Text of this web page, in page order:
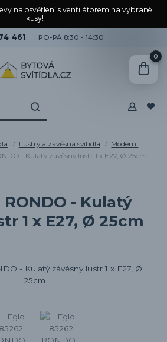
na osvětlení s ventilátorem na vybrané
kusy!
461 PO-PÁ 8:30 - 14:30
0
Lustry a závěsná svítidla
Moderní
- Kulatý závěsný lustr 1 x E27, Ø 25cm
- Kulatý
1 x E27, Ø 25cm